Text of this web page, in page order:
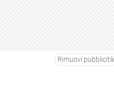
Rimuovi pubblicità